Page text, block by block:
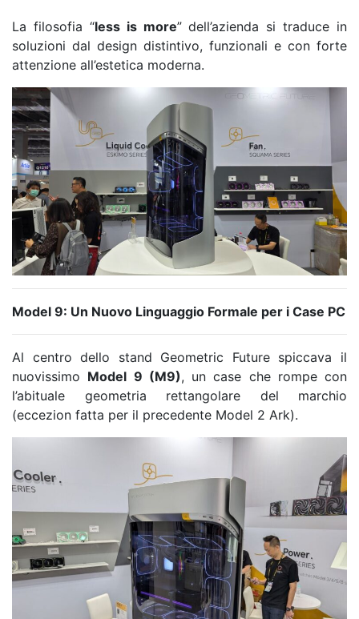
La filosofia “less is more” dell’azienda si traduce in
soluzioni dal design distintivo, funzionali e con forte
attenzione all’estetica moderna.
Model 9: Un Nuovo Linguaggio Formale per i Case PC
Al centro dello stand Geometric Future spiccava il
nuovissimo Model 9 (M9), un case che rompe con
l’abituale geometria rettangolare del marchio
(eccezion fatta per il precedente Model 2 Ark).